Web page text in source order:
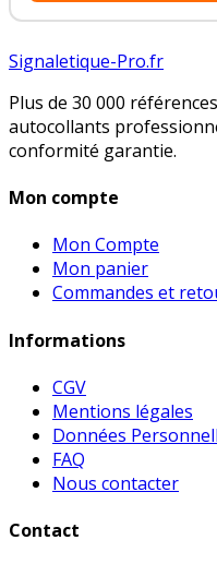
Signaletique-Pro.fr
Plus de 30 000
autocollants
conformité garantie.
Mon compte
Mon Compte
Mon panier
Commandes et
Informations
CGV
Mentions légales
Données
FAQ
Nous contacter
Contact